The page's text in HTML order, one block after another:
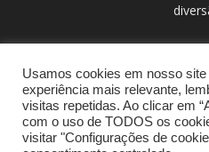
Contato:
Usamos cookies em nosso
experiência mais relevante,
visitas repetidas. Ao clicar em
com o uso de TODOS os
visitar "Configurações de